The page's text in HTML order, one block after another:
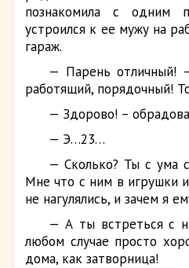
познакомила с одним
устроился к ее мужу на
гараж.
— Парень отличный!
работящий, порядочный!
— Здорово! –
— Э…23…
— Сколько? Ты с ума
Мне что с ним в игрушки
не нагулялись, и зачем я
— А ты встреться с
любом случае просто
дома, как затворница!